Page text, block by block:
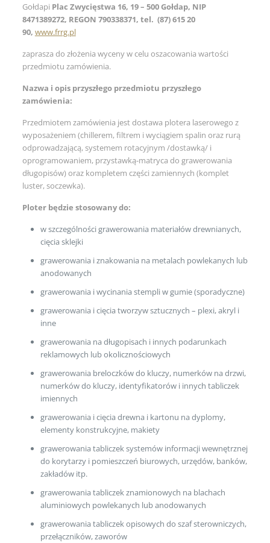
Gołdapi Plac Zwycięstwa 16, 19 – 500 Gołdap, NIP
8471389272, REGON 790338371, tel. (87) 615 20
90, www.frrg.pl
zaprasza do złożenia wyceny w celu oszacowania wartości
przedmiotu zamówienia.
Nazwa i opis przyszłego przedmiotu przyszłego
zamówienia:
Przedmiotem zamówienia jest dostawa plotera laserowego z
wyposażeniem (chillerem, filtrem i wyciągiem spalin oraz rurą
odprowadzającą, systemem rotacyjnym /dostawką/ i
oprogramowaniem, przystawką-matryca do grawerowania
długopisów) oraz kompletem części zamiennych (komplet
luster, soczewka).
Ploter będzie stosowany do:
w szczególności grawerowania materiałów drewnianych,
cięcia sklejki
grawerowania i znakowania na metalach powlekanych lub
anodowanych
grawerowania i wycinania stempli w gumie (sporadyczne)
grawerowania i cięcia tworzyw sztucznych – plexi, akryl i
inne
grawerowania na długopisach i innych podarunkach
reklamowych lub okolicznościowych
grawerowania breloczków do kluczy, numerków na drzwi,
numerków do kluczy, identyfikatorów i innych tabliczek
imiennych
grawerowania i cięcia drewna i kartonu na dyplomy,
elementy konstrukcyjne, makiety
grawerowania tabliczek systemów informacji wewnętrznej
do korytarzy i pomieszczeń biurowych, urzędów, banków,
zakładów itp.
grawerowania tabliczek znamionowych na blachach
aluminiowych powlekanych lub anodowanych
grawerowania tabliczek opisowych do szaf sterowniczych,
przełączników, zaworów